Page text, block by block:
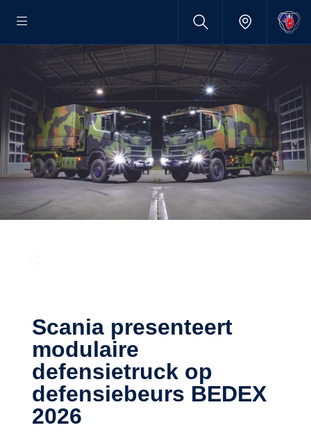
Scania presenteert
modulaire
defensietruck op
defensiebeurs BEDEX
2026